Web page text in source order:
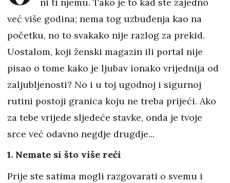
ni ti njemu. Tako je to kad ste zajedno
već više godina; nema tog uzbuđenja kao na
početku, no to svakako nije razlog za prekid.
Uostalom, koji ženski magazin ili portal nije
pisao o tome kako je ljubav ionako vrijednija od
zaljubljenosti? No i u toj ugodnoj i sigurnoj
rutini postoji granica koju ne treba prijeći. Ako
za tebe vrijede sljedeće stavke, onda je tvoje
srce već odavno negdje drugdje...
1. Nemate si što više reći
Prije ste satima mogli razgovarati o svemu i